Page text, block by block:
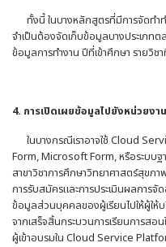
ทั้งนี้ ในบางหลักสูตรที่มีการจัดทำท
จำเป็นต้องจัดเก็บข้อมูลบางประเภท
ข้อมูลการทำงาน ปีที่เข้าศึกษา รายวิช
4. การเปิดเผยข้อมูลไปยังหน่วยง
ในบางกรณีเราอาจใช้ Cloud
Form, Microsoft Form, หรือระบ
สาขาวิชาการศึกษาวิทยาศาสตร์สุขภ
การรับสมัครและการประเมินผลการ
ข้อมูลส่วนบุคคลของผู้เรียนไปให้ผู้ให้
จากเสร็จสิ้นกระบวนการเรียนการส
ผู้เข้าอบรมใน Cloud Service